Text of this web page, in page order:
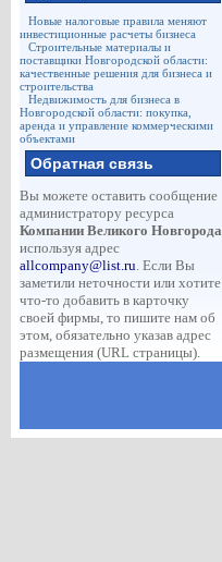
Новые налоговые правила меняют
инвестиционные расчеты бизнеса
Строительные материалы и
поставщики Новгородской области:
качественные решения для бизнеса и
строительства
Недвижимость для бизнеса в
Новгородской области: покупка,
аренда и управление коммерческими
объектами
Обратная связь
Вы можете оставить сообщение
администратору ресурса
Компании Великого Новгорода
используя адрес
allcompany@list.ru. Если Вы
заметили неточности или хотите
что-то добавить в карточку
своей фирмы, то пишите нам об
этом, обязательно указав адрес
размещения (URL страницы).